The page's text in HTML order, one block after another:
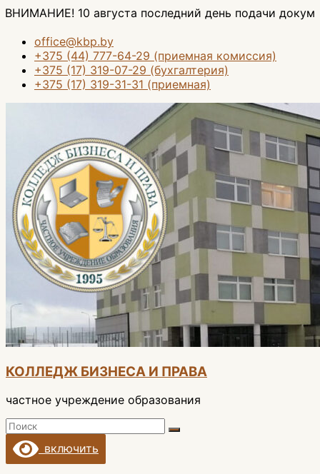
Перейти
содержимому
августа последний день подачи документов на
office@kbp.by
+375 (44) 777-64-29 (приемная комиссия)
+375 (17) 319-07-29 (бухгалтерия)
+375 (17) 319-31-31 (приемная)
КОЛЛЕДЖ БИЗНЕСА И ПРАВА
частное учреждение образования
включить